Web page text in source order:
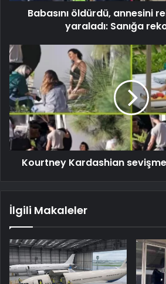
Babasını öldürdü, annesini
yaraladı: Sanığa
Kourtney Kardashian
İlgili Makaleler